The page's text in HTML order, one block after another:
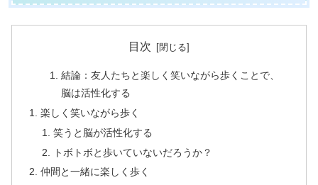
目次
結論：友人たちと楽しく笑いながら歩くことで、
脳は活性化する
楽しく笑いながら歩く
笑うと脳が活性化する
トボトボと歩いていないだろうか？
仲間と一緒に楽しく歩く